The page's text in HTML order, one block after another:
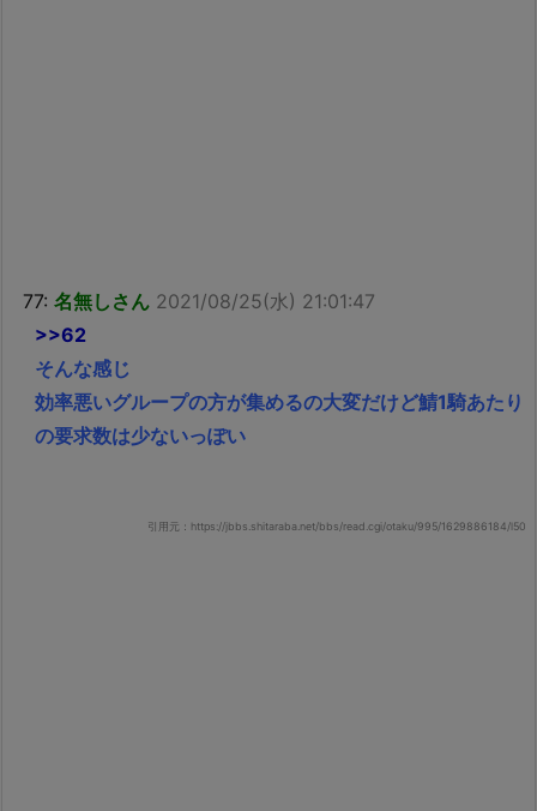
77: 名無しさん 2021/08/25(水) 21:01:47
>>62
そんな感じ
効率悪いグループの方が集めるの大変だけど鯖1騎あたり
の要求数は少ないっぽい
引用元：https://jbbs.shitaraba.net/bbs/read.cgi/otaku/995/1629886184/l50